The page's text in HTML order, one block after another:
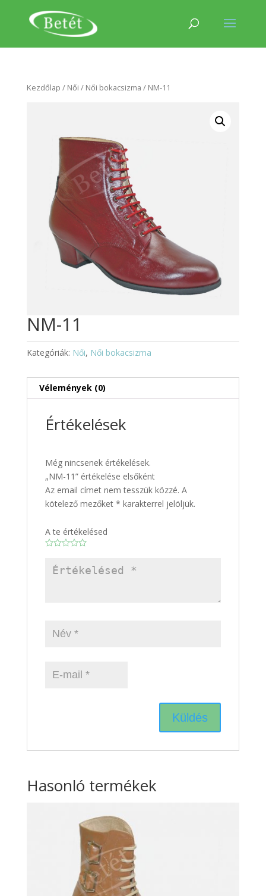
Kezdőlap / Női / Női bokacsizma / NM-11
NM-11
Kategóriák: Női, Női bokacsizma
Vélemények (0)
Értékelések
Még nincsenek értékelések.
„NM-11” értékelése elsőként
Az email címet nem tesszük közzé. A
kötelező mezőket * karakterrel jelöljük.
A te értékelésed
Hasonló termékek